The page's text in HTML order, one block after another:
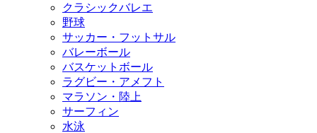
クラシックバレエ
野球
サッカー・フットサル
バレーボール
バスケットボール
ラグビー・アメフト
マラソン・陸上
サーフィン
水泳